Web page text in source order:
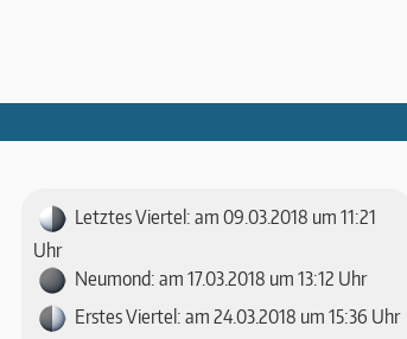
Letztes Viertel: am 09.03.2018 um 11:21
Uhr
Neumond: am 17.03.2018 um 13:12 Uhr
Erstes Viertel: am 24.03.2018 um 15:36 Uhr